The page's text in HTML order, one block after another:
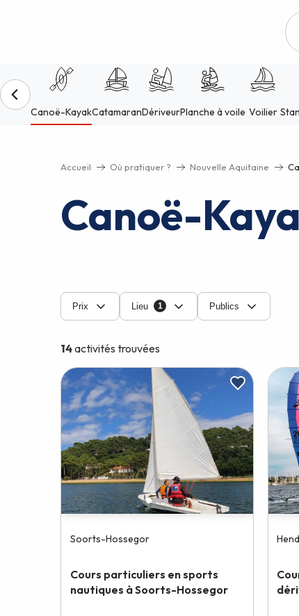
Accueil Où pratiquer ? Nouvelle Aquitaine
Canoë-